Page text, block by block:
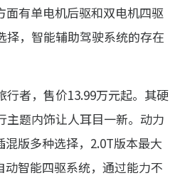
面有单电机后驱和双电机四驱
择，智能辅助驾驶系统的存在
行者，售价13.99万元起。其硬
主题内饰让人耳目一新。动力
版多种选择，2.0T版本最大
动智能四驱系统，通过能力不